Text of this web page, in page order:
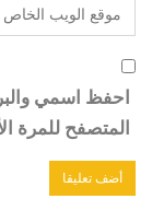
احفظ اسمي
المتصفح للمرة